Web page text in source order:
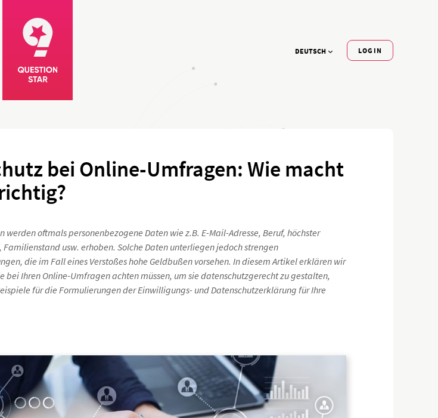
DEUTSCH LOGIN
bei Online-Umfragen: Wie macht
werden oftmals personenbezogene Daten wie z.B. E-Mail-Adresse, Beruf, höchster
Familienstand usw. erhoben. Solche Daten unterliegen jedoch strengen
die im Fall eines Verstoßes hohe Geldbußen vorsehen. In diesem Artikel erklären wir
bei Ihren Online-Umfragen achten müssen, um sie datenschutzgerecht zu gestalten,
für die Formulierungen der Einwilligungs- und Datenschutzerklärung für Ihre